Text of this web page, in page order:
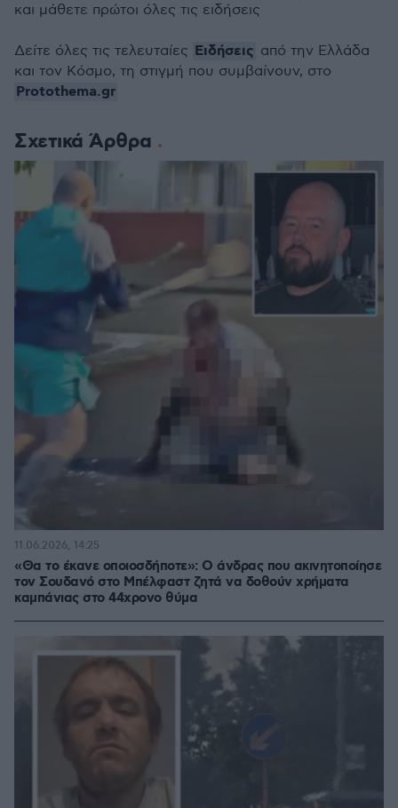
Σχετικά Άρθρα
«Θα το έκανε οποιοσδήποτε»: Ο άνδρας που ακινητοποίησε
τον Σουδανό στο Μπέλφαστ ζητά να δοθούν χρήματα
καμπάνιας στο 44χρονο θύμα
11.06.2026, 14:25
και μάθετε πρώτοι όλες τις ειδήσεις
Δείτε όλες τις τελευταίες Ειδήσεις από την Ελλάδα
και τον Κόσμο, τη στιγμή που συμβαίνουν, στο
Protothema.gr